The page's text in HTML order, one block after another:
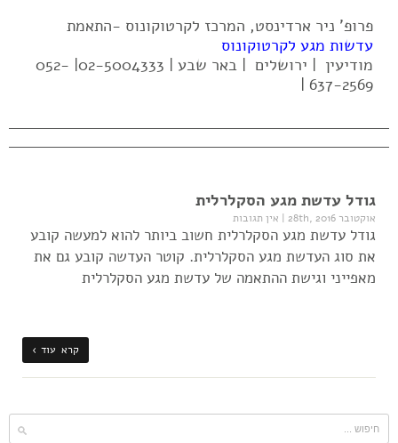
פרופ' ניר ארדינסט, המרכז לקרטוקונוס -התאמת
עדשות מגע לקרטוקונוס
מודיעין | ירושלים | באר שבע | 02-5004333| 052-
637-2569 |
גודל עדשת מגע הסקלרלית
אוקטובר 28th, 2016 | אין תגובות
גודל עדשת מגע הסקלרלית חשוב ביותר להוא למעשה קובע
את סוג העדשת מגע הסקלרלית. קוטר העדשה קובע גם את
מאפייני וגישת ההתאמה של עדשת מגע הסקלרלית
קרא עוד ›